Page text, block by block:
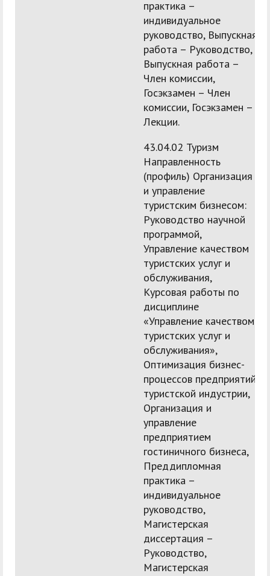
практика –
индивидуальное
руководство, Выпускная
работа – Руководство,
Выпускная работа –
Член комиссии,
Госэкзамен – Член
комиссии, Госэкзамен –
Лекции.
43.04.02 Туризм
Направленность
(профиль) Организация
и управление
туристским бизнесом:
Руководство научной
программой,
Управление качеством
туристских услуг и
обслуживания,
Курсовая работы по
дисциплине
«Управление качеством
туристских услуг и
обслуживания»,
Оптимизация бизнес-
процессов предприятий
туристской индустрии,
Организация и
управление
предприятием
гостиничного бизнеса,
Преддипломная
практика –
индивидуальное
руководство,
Магистерская
диссертация –
Руководство,
Магистерская